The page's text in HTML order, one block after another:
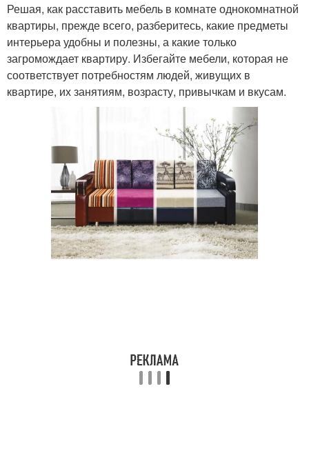
Решая, как расставить мебель в комнате однокомнатной
квартиры, прежде всего, разберитесь, какие предметы
интерьера удобны и полезны, а какие только
загромождает квартиру. Избегайте мебели, которая не
соответствует потребностям людей, живущих в
квартире, их занятиям, возрасту, привычкам и вкусам.